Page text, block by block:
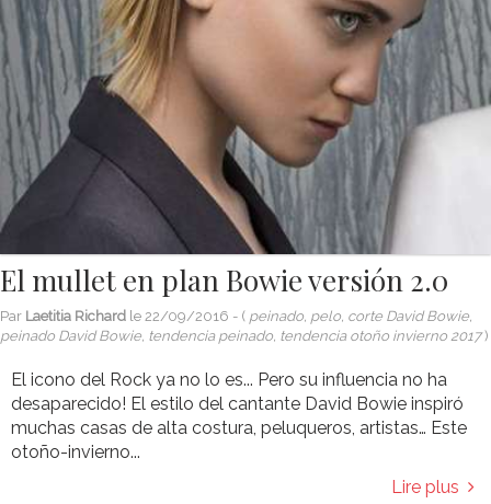
El mullet en plan Bowie versión 2.0
Par Laetitia Richard le 22/09/2016 - ( peinado, pelo, corte David Bowie,
peinado David Bowie, tendencia peinado, tendencia otoño invierno 2017)
El icono del Rock ya no lo es... Pero su influencia no ha
desaparecido! El estilo del cantante David Bowie inspiró
muchas casas de alta costura, peluqueros, artistas… Este
otoño-invierno...
Lire plus